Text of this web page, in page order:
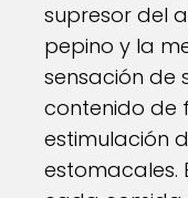
supresor del
pepino y la
sensación de
contenido de
estimulación
estomacales.